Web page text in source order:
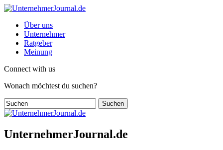
Über uns
Unternehmer
Ratgeber
Meinung
Connect with us
Wonach möchtest du suchen?
UnternehmerJournal.de